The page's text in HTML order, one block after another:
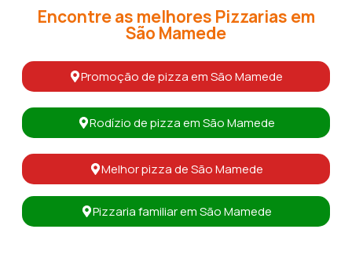
Encontre as melhores Pizzarias em
São Mamede
Promoção de pizza em São Mamede
Rodízio de pizza em São Mamede
Melhor pizza de São Mamede
Pizzaria familiar em São Mamede